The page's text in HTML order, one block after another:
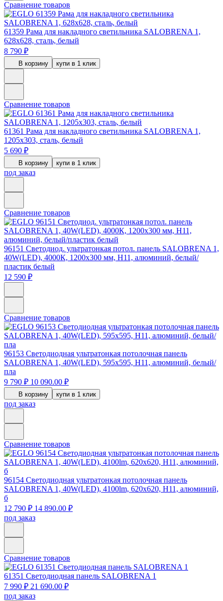
Сравнение товаров
61359 Рама для накладного светильника SALOBRENA 1,
628х628, сталь, белый
8 790 ₽
В корзину купи в 1 клик
Сравнение товаров
61361 Рама для накладного светильника SALOBRENA 1,
1205х303, сталь, белый
5 690 ₽
В корзину купи в 1 клик
под заказ
Сравнение товаров
96151 Светодиод. ультратонкая потол. панель SALOBRENA 1,
40W(LED), 4000К, 1200х300 мм, H11, алюминий, белый/
пластик белый
12 590 ₽
Сравнение товаров
96153 Светодиодная ультратонкая потолочная панель
SALOBRENA 1, 40W(LED), 595х595, H11, алюминий, белый/
пла
9 790 ₽ 10 090.00 ₽
В корзину купи в 1 клик
под заказ
Сравнение товаров
96154 Светодиодная ультратонкая потолочная панель
SALOBRENA 1, 40W(LED), 4100lm, 620х620, H11, алюминий,
б
12 790 ₽ 14 890.00 ₽
под заказ
Сравнение товаров
61351 Светодиодная панель SALOBRENA 1
7 990 ₽ 21 690.00 ₽
под заказ